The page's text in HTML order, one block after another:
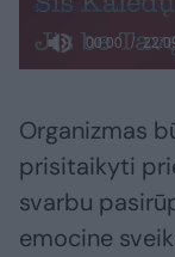
Organizmas
prisitaikyti
svarbu
emocine